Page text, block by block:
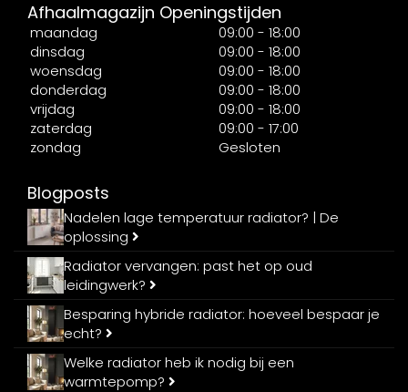
Afhaalmagazijn Openingstijden
maandag
09:00 - 18:00
dinsdag
09:00 - 18:00
woensdag
09:00 - 18:00
donderdag
09:00 - 18:00
vrijdag
09:00 - 18:00
zaterdag
09:00 - 17:00
zondag
Gesloten
Blogposts
Nadelen lage temperatuur radiator? | De
oplossing
Radiator vervangen: past het op oud
leidingwerk?
Besparing hybride radiator: hoeveel bespaar je
echt?
Welke radiator heb ik nodig bij een
warmtepomp?